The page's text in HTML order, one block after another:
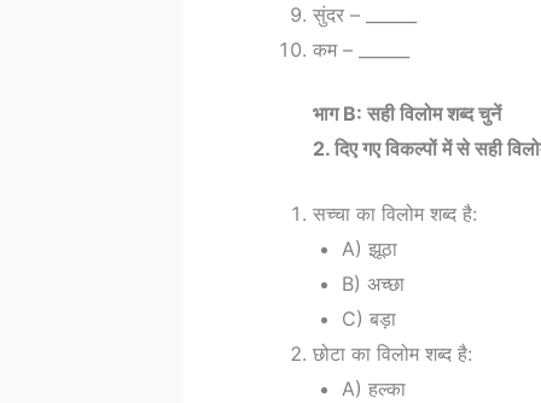
सुंदर – ______
कम – ______
भाग B: सही विलोम शब्द चुनें
2. दिए गए विकल्पों में से सही
सच्चा का विलोम शब्द है:
A) झूठा
B) अच्छा
C) बड़ा
छोटा का विलोम शब्द है:
A) हल्का